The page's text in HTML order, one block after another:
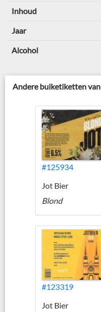
Inhoud
Jaar
Alcohol
Andere buiketiketten van
#125934
Jot Bier
Blond
#123319
Jot Bier